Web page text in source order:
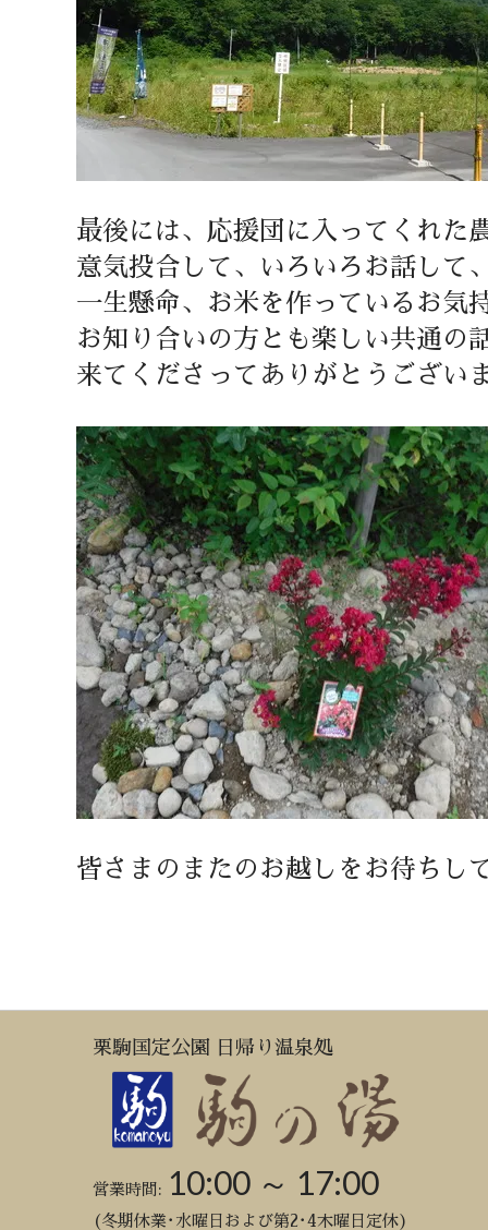
最後には、応援団に入ってくれた
意気投合して、いろいろお話して
一生懸命、お米を作っているお気
お知り合いの方とも楽しい共通の
来てくださってありがとうござい
皆さまのまたのお越しをお待ちし
栗駒国定公園 日帰り温泉処
営業時間: 10:00 ～ 17:00
(冬期休業･水曜日および第2･4木曜日定休)